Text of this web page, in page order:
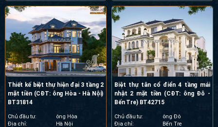
Thiết kế biệt thự hiện đại 3 tầng 2
mặt tiền (CĐT: ông Hòa - Hà Nội)
BT31814
Chủ đầu tư:
ông Hòa
Địa chỉ:
Hà Nội
Biệt thự tân cổ điển 4 tầng mái
nhật 2 mặt tiền (CĐT: ông Đô -
Bến Tre) BT42715
Chủ đầu tư:
ông Đô
Địa chỉ:
Bến Tre